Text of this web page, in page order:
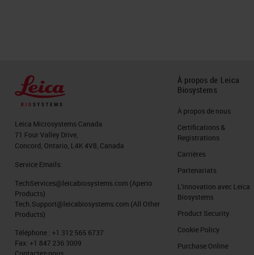
Leica Microsystems Canada
71 Four Valley Drive,
Concord, Ontario, L4K 4V8, Canada
Service Emails:
TechServices@leicabiosystems.com (Aperio
Products)
Tech.Support@leicabiosystems.com (All Other
Products)
Téléphone : +1 312 565 6737
Fax: +1 847 236 3009
À propos de Leica
Biosystems
À propos de nous
Certifications &
Registrations
Carrières
Partenariats
L'innovation avec Leica
Biosystems
Product Security
Cookie Policy
Purchase Online